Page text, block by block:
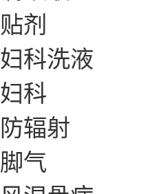
贴剂
妇科洗液
妇科
防辐射
脚气